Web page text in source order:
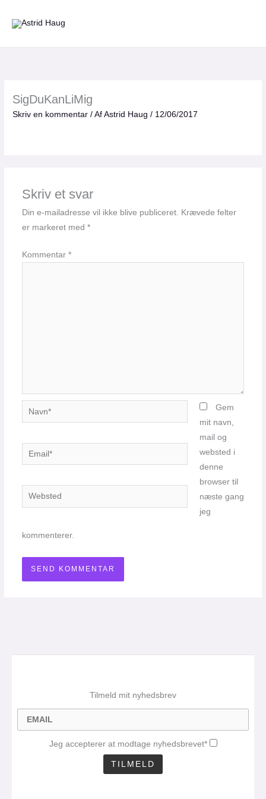
SigDuKanLiMig
Skriv en kommentar / AfAstrid Haug/ 12/06/2017
Skriv et svar
Din e-mailadresse vil ikke blive publiceret. Krævede felter
er markeret med *
Kommentar *
Navn*
Email*
Websted
Gem
mit navn,
mail og
websted i
denne
browser til
næste gang
jeg
kommenterer.
Tilmeld mit nyhedsbrev
Jeg accepterer at modtage nyhedsbrevet*